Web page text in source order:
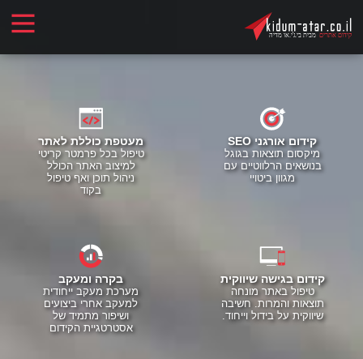
קידום אורגני SEO
מיקסום תוצאות בגוגל
בנושאים הרלווטיים עם
מגוון ביטויי
מעטפת כוללת לאתר
טיפול בכל פרמטר קריטי
למיצוב האתר הכולל
ניהול תוכן ואף טיפול
בקוד
קידום בגישה שיווקית
טיפול באתר מונחה
תוצאות והמרות. חשיבה
שיווקית על בידול וייחוד.
בקרה ומעקב
מערכת מעקב ייחודית
למעקב אחרי ביצועים
ושיפור מתמיד של
אסטרטגיית הקידום